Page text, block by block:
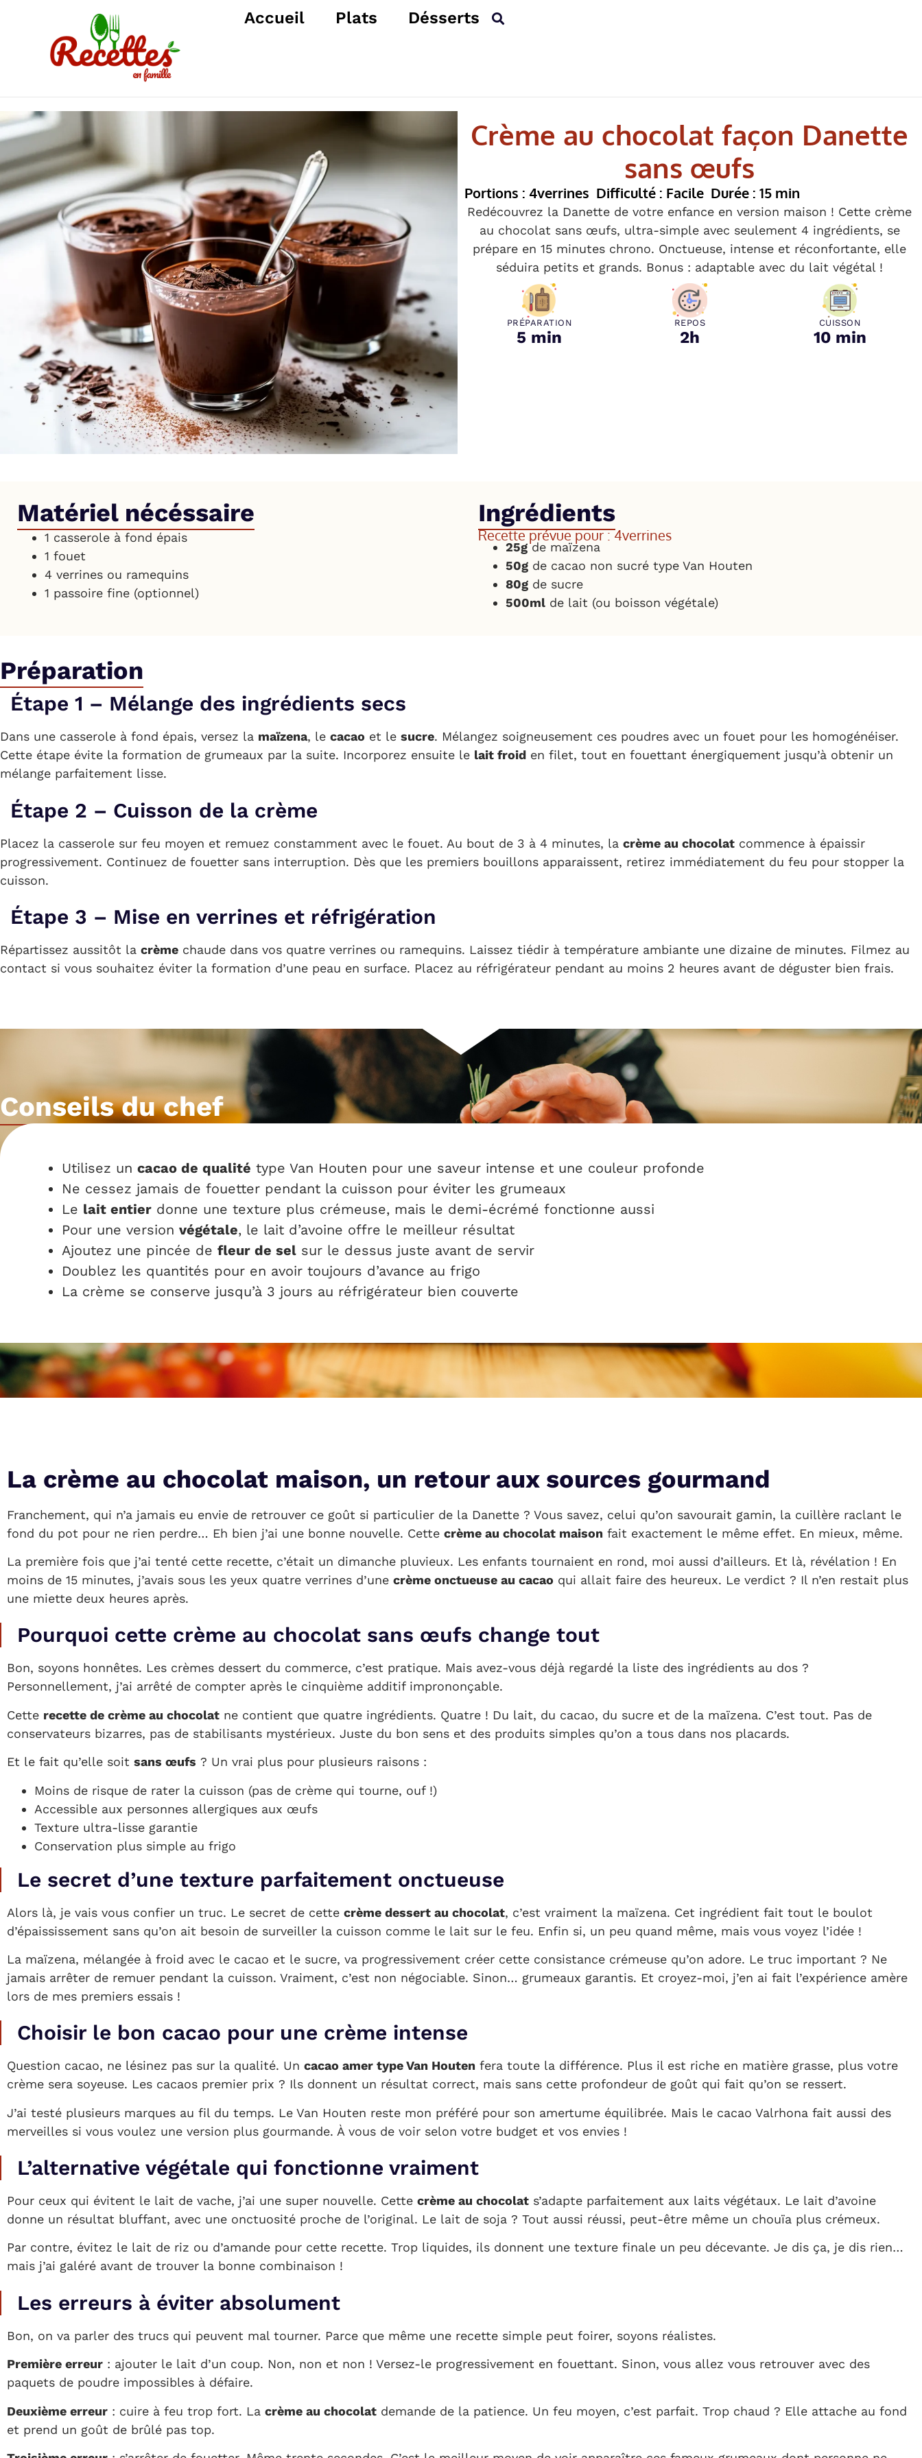
Accueil Plats Désserts
Crème au chocolat façon Danette
sans œufs
Portions : 4verrines Difficulté : Facile Durée : 15 min
Redécouvrez la Danette de votre enfance en version maison ! Cette crème
au chocolat sans œufs, ultra-simple avec seulement 4 ingrédients, se
prépare en 15 minutes chrono. Onctueuse, intense et réconfortante, elle
séduira petits et grands. Bonus : adaptable avec du lait végétal !
PRÉPARATION
5 min
REPOS
2h
CUISSON
10 min
Matériel nécéssaire
1 casserole à fond épais
1 fouet
4 verrines ou ramequins
1 passoire fine (optionnel)
Ingrédients
Recette prévue pour : 4verrines
25gde maïzena
50g de cacao non sucré type Van Houten
80g de sucre
500ml de lait (ou boisson végétale)
Préparation
Étape 1 – Mélange des ingrédients secs
Dans une casserole à fond épais, versez la maïzena, le cacao et le sucre. Mélangez soigneusement ces poudres avec un fouet pour les homogénéiser.
Cette étape évite la formation de grumeaux par la suite. Incorporez ensuite le lait froid en filet, tout en fouettant énergiquement jusqu’à obtenir un
mélange parfaitement lisse.
Étape 2 – Cuisson de la crème
Placez la casserole sur feu moyen et remuez constamment avec le fouet. Au bout de 3 à 4 minutes, la crème au chocolat commence à épaissir
progressivement. Continuez de fouetter sans interruption. Dès que les premiers bouillons apparaissent, retirez immédiatement du feu pour stopper la
cuisson.
Étape 3 – Mise en verrines et réfrigération
Répartissez aussitôt la crème chaude dans vos quatre verrines ou ramequins. Laissez tiédir à température ambiante une dizaine de minutes. Filmez au
contact si vous souhaitez éviter la formation d’une peau en surface. Placez au réfrigérateur pendant au moins 2 heures avant de déguster bien frais.
Conseils du chef
Utilisez un cacao de qualité type Van Houten pour une saveur intense et une couleur profonde
Ne cessez jamais de fouetter pendant la cuisson pour éviter les grumeaux
Le lait entier donne une texture plus crémeuse, mais le demi-écrémé fonctionne aussi
Pour une version végétale, le lait d’avoine offre le meilleur résultat
Ajoutez une pincée de fleur de sel sur le dessus juste avant de servir
Doublez les quantités pour en avoir toujours d’avance au frigo
La crème se conserve jusqu’à 3 jours au réfrigérateur bien couverte
La crème au chocolat maison, un retour aux sources gourmand
Franchement, qui n’a jamais eu envie de retrouver ce goût si particulier de la Danette ? Vous savez, celui qu’on savourait gamin, la cuillère raclant le
fond du pot pour ne rien perdre… Eh bien j’ai une bonne nouvelle. Cette crème au chocolat maison fait exactement le même effet. En mieux, même.
La première fois que j’ai tenté cette recette, c’était un dimanche pluvieux. Les enfants tournaient en rond, moi aussi d’ailleurs. Et là, révélation ! En
moins de 15 minutes, j’avais sous les yeux quatre verrines d’une crème onctueuse au cacao qui allait faire des heureux. Le verdict ? Il n’en restait plus
une miette deux heures après.
Pourquoi cette crème au chocolat sans œufs change tout
Bon, soyons honnêtes. Les crèmes dessert du commerce, c’est pratique. Mais avez-vous déjà regardé la liste des ingrédients au dos ?
Personnellement, j’ai arrêté de compter après le cinquième additif imprononçable.
Cette recette de crème au chocolat ne contient que quatre ingrédients. Quatre ! Du lait, du cacao, du sucre et de la maïzena. C’est tout. Pas de
conservateurs bizarres, pas de stabilisants mystérieux. Juste du bon sens et des produits simples qu’on a tous dans nos placards.
Et le fait qu’elle soit sans œufs ? Un vrai plus pour plusieurs raisons :
Moins de risque de rater la cuisson (pas de crème qui tourne, ouf !)
Accessible aux personnes allergiques aux œufs
Texture ultra-lisse garantie
Conservation plus simple au frigo
Le secret d’une texture parfaitement onctueuse
Alors là, je vais vous confier un truc. Le secret de cette crème dessert au chocolat, c’est vraiment la maïzena. Cet ingrédient fait tout le boulot
d’épaississement sans qu’on ait besoin de surveiller la cuisson comme le lait sur le feu. Enfin si, un peu quand même, mais vous voyez l’idée !
La maïzena, mélangée à froid avec le cacao et le sucre, va progressivement créer cette consistance crémeuse qu’on adore. Le truc important ? Ne
jamais arrêter de remuer pendant la cuisson. Vraiment, c’est non négociable. Sinon… grumeaux garantis. Et croyez-moi, j’en ai fait l’expérience amère
lors de mes premiers essais !
Choisir le bon cacao pour une crème intense
Question cacao, ne lésinez pas sur la qualité. Un cacao amer type Van Houten fera toute la différence. Plus il est riche en matière grasse, plus votre
crème sera soyeuse. Les cacaos premier prix ? Ils donnent un résultat correct, mais sans cette profondeur de goût qui fait qu’on se ressert.
J’ai testé plusieurs marques au fil du temps. Le Van Houten reste mon préféré pour son amertume équilibrée. Mais le cacao Valrhona fait aussi des
merveilles si vous voulez une version plus gourmande. À vous de voir selon votre budget et vos envies !
L’alternative végétale qui fonctionne vraiment
Pour ceux qui évitent le lait de vache, j’ai une super nouvelle. Cette crème au chocolat s’adapte parfaitement aux laits végétaux. Le lait d’avoine
donne un résultat bluffant, avec une onctuosité proche de l’original. Le lait de soja ? Tout aussi réussi, peut-être même un chouïa plus crémeux.
Par contre, évitez le lait de riz ou d’amande pour cette recette. Trop liquides, ils donnent une texture finale un peu décevante. Je dis ça, je dis rien…
mais j’ai galéré avant de trouver la bonne combinaison !
Les erreurs à éviter absolument
Bon, on va parler des trucs qui peuvent mal tourner. Parce que même une recette simple peut foirer, soyons réalistes.
Première erreur : ajouter le lait d’un coup. Non, non et non ! Versez-le progressivement en fouettant. Sinon, vous allez vous retrouver avec des
paquets de poudre impossibles à défaire.
Deuxième erreur : cuire à feu trop fort. La crème au chocolat demande de la patience. Un feu moyen, c’est parfait. Trop chaud ? Elle attache au fond
et prend un goût de brûlé pas top.